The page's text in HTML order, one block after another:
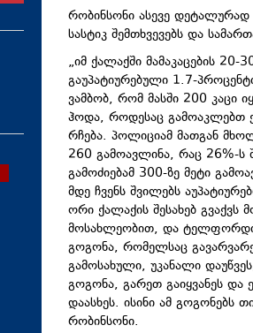
რობინსონი ასევე
სასტიკ შემთხვევებს და
„იმ ქალაქში მამაკაცების 20-
გაუპატიურებული 1.7-
ვამბობ, რომ მასში 200 კაცი
ჰოდა, როდესაც გამოაკლებთ
რჩება. პოლიციამ მათგან
260 გამოავლინა, რაც 26%-
გამოძიებამ 300-ზე მეტი
მდე ჩვენს შვილებს
ორი ქალაქის შესახებ გვაქვს
მოსახლეობით, და
გოგონა, რომელსაც
გამოსახული, უკანალი
გოგონა, გარეთ გაიყვანეს და
დაასხეს. ისინი ამ გოგონებს
რობინსონი.